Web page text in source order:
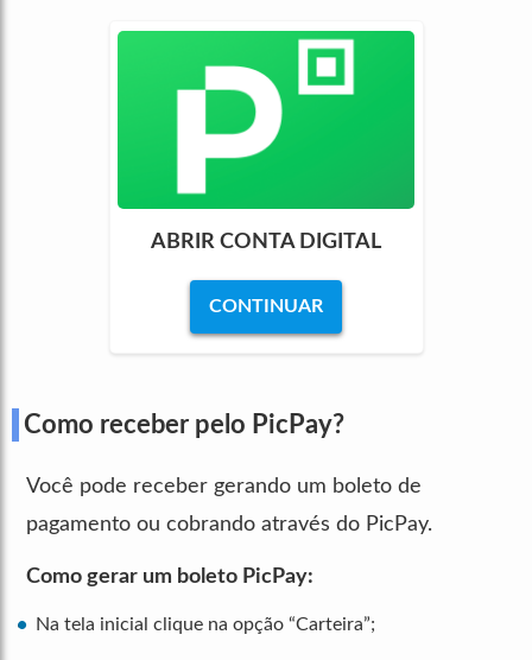
ABRIR CONTA DIGITAL
CONTINUAR
Como receber pelo PicPay?
Você pode receber gerando um boleto de
pagamento ou cobrando através do PicPay.
Como gerar um boleto PicPay:
Na tela inicial clique na opção “Carteira”;